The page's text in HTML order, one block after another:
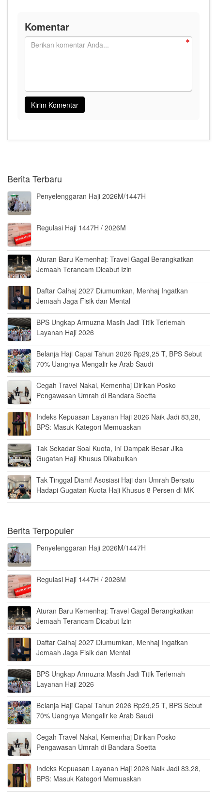
Komentar
Berita Terbaru
Penyelenggaran Haji 2026M/1447H
Regulasi Haji 1447H / 2026M
Aturan Baru Kemenhaj: Travel Gagal Berangkatkan
Jemaah Terancam Dicabut Izin
Daftar Calhaj 2027 Diumumkan, Menhaj Ingatkan
Jemaah Jaga Fisik dan Mental
BPS Ungkap Armuzna Masih Jadi Titik Terlemah
Layanan Haji 2026
Belanja Haji Capai Tahun 2026 Rp29,25 T, BPS Sebut
70% Uangnya Mengalir ke Arab Saudi
Cegah Travel Nakal, Kemenhaj Dirikan Posko
Pengawasan Umrah di Bandara Soetta
Indeks Kepuasan Layanan Haji 2026 Naik Jadi 83,28,
BPS: Masuk Kategori Memuaskan
Tak Sekadar Soal Kuota, Ini Dampak Besar Jika
Gugatan Haji Khusus Dikabulkan
Tak Tinggal Diam! Asosiasi Haji dan Umrah Bersatu
Hadapi Gugatan Kuota Haji Khusus 8 Persen di MK
Berita Terpopuler
Penyelenggaran Haji 2026M/1447H
Regulasi Haji 1447H / 2026M
Aturan Baru Kemenhaj: Travel Gagal Berangkatkan
Jemaah Terancam Dicabut Izin
Daftar Calhaj 2027 Diumumkan, Menhaj Ingatkan
Jemaah Jaga Fisik dan Mental
BPS Ungkap Armuzna Masih Jadi Titik Terlemah
Layanan Haji 2026
Belanja Haji Capai Tahun 2026 Rp29,25 T, BPS Sebut
70% Uangnya Mengalir ke Arab Saudi
Cegah Travel Nakal, Kemenhaj Dirikan Posko
Pengawasan Umrah di Bandara Soetta
Indeks Kepuasan Layanan Haji 2026 Naik Jadi 83,28,
BPS: Masuk Kategori Memuaskan